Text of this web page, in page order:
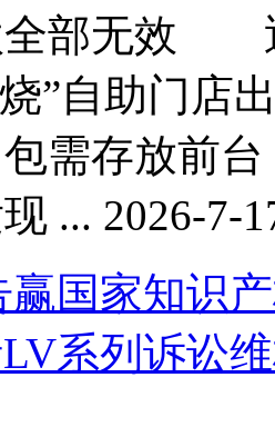
全部无效
”自助门店
需存放前
... 2026-7-
赢国家知识
系列诉讼